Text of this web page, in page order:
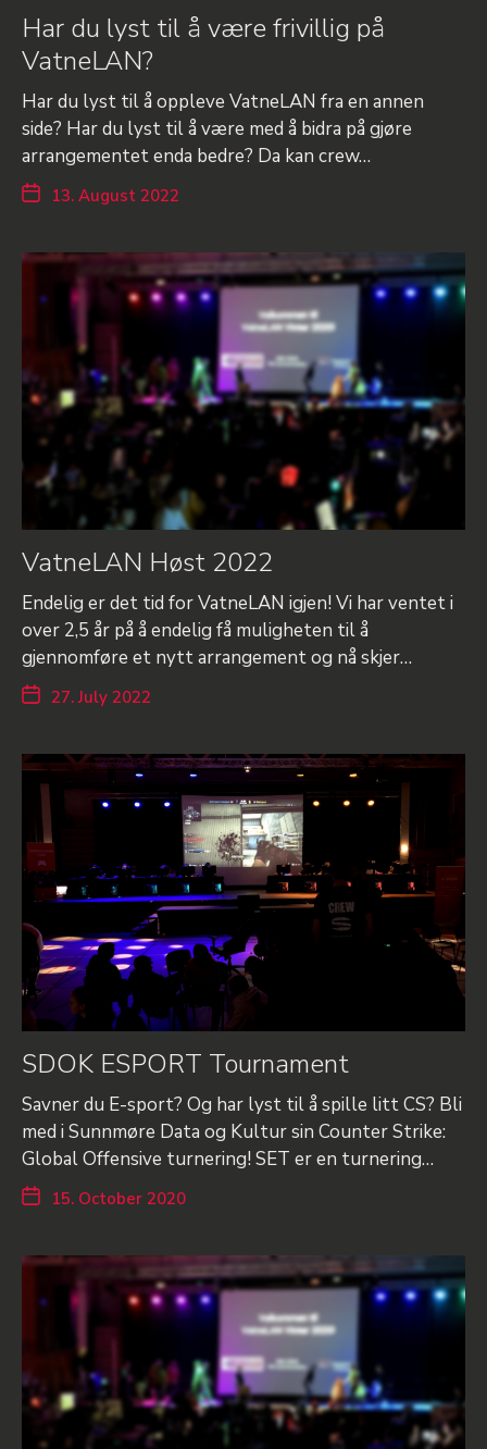
Har du lyst til å være frivillig på
VatneLAN?
Har du lyst til å oppleve VatneLAN fra en annen
side? Har du lyst til å være med å bidra på gjøre
arrangementet enda bedre? Da kan crew…
13. August 2022
VatneLAN Høst 2022
Endelig er det tid for VatneLAN igjen! Vi har ventet i
over 2,5 år på å endelig få muligheten til å
gjennomføre et nytt arrangement og nå skjer…
27. July 2022
SDOK ESPORT Tournament
Savner du E-sport? Og har lyst til å spille litt CS? Bli
med i Sunnmøre Data og Kultur sin Counter Strike:
Global Offensive turnering! SET er en turnering…
15. October 2020